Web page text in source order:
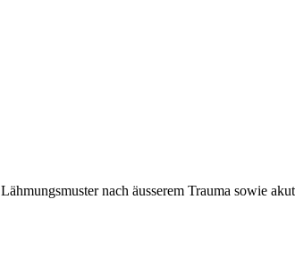
nach äusserem Trauma sowie